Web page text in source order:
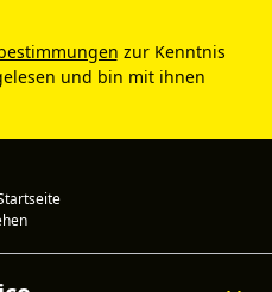
zur Kenntnis
und bin mit ihnen